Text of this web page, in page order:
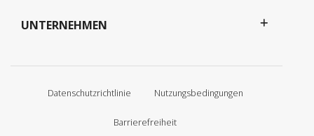
UNTERNEHMEN
Datenschutzrichtlinie Nutzungsbedingungen
Barrierefreiheit